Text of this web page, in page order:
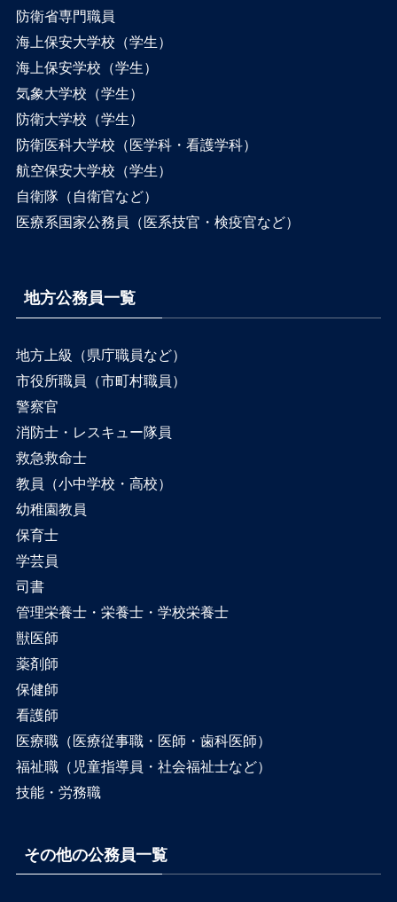
防衛省専門職員
海上保安大学校（学生）
海上保安学校（学生）
気象大学校（学生）
防衛大学校（学生）
防衛医科大学校（医学科・看護学科）
航空保安大学校（学生）
自衛隊（自衛官など）
医療系国家公務員（医系技官・検疫官など）
地方公務員一覧
地方上級（県庁職員など）
市役所職員（市町村職員）
警察官
消防士・レスキュー隊員
救急救命士
教員（小中学校・高校）
幼稚園教員
保育士
学芸員
司書
管理栄養士・栄養士・学校栄養士
獣医師
薬剤師
保健師
看護師
医療職（医療従事職・医師・歯科医師）
福祉職（児童指導員・社会福祉士など）
技能・労務職
その他の公務員一覧